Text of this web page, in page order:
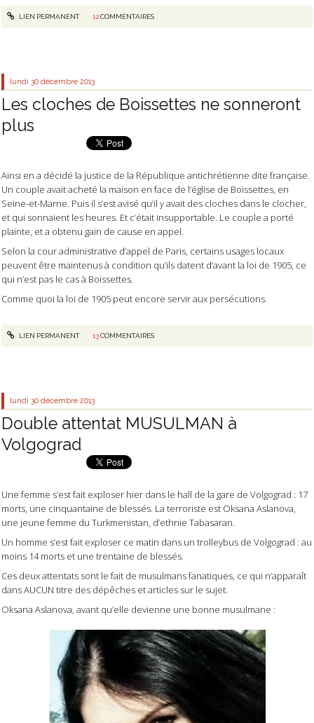
LIEN PERMANENT 12COMMENTAIRES
lundi 30 décembre 2013
Les cloches de Boissettes ne sonneront
plus
Ainsi en a décidé la justice de la République antichrétienne dite française.
Un couple avait acheté la maison en face de l’église de Boissettes, en
Seine-et-Marne. Puis il s’est avisé qu’il y avait des cloches dans le clocher,
et qui sonnaient les heures. Et c’était insupportable. Le couple a porté
plainte, et a obtenu gain de cause en appel.
Selon la cour administrative d’appel de Paris, certains usages locaux
peuvent être maintenus à condition qu’ils datent d’avant la loi de 1905, ce
qui n’est pas le cas à Boissettes.
Comme quoi la loi de 1905 peut encore servir aux persécutions.
LIEN PERMANENT 13COMMENTAIRES
lundi 30 décembre 2013
Double attentat MUSULMAN à
Volgograd
Une femme s’est fait exploser hier dans le hall de la gare de Volgograd : 17
morts, une cinquantaine de blessés. La terroriste est Oksana Aslanova,
une jeune femme du Turkmenistan, d’ethnie Tabasaran.
Un homme s’est fait exploser ce matin dans un trolleybus de Volgograd : au
moins 14 morts et une trentaine de blessés.
Ces deux attentats sont le fait de musulmans fanatiques, ce qui n’apparaît
dans AUCUN titre des dépêches et articles sur le sujet.
Oksana Aslanova, avant qu’elle devienne une bonne musulmane :